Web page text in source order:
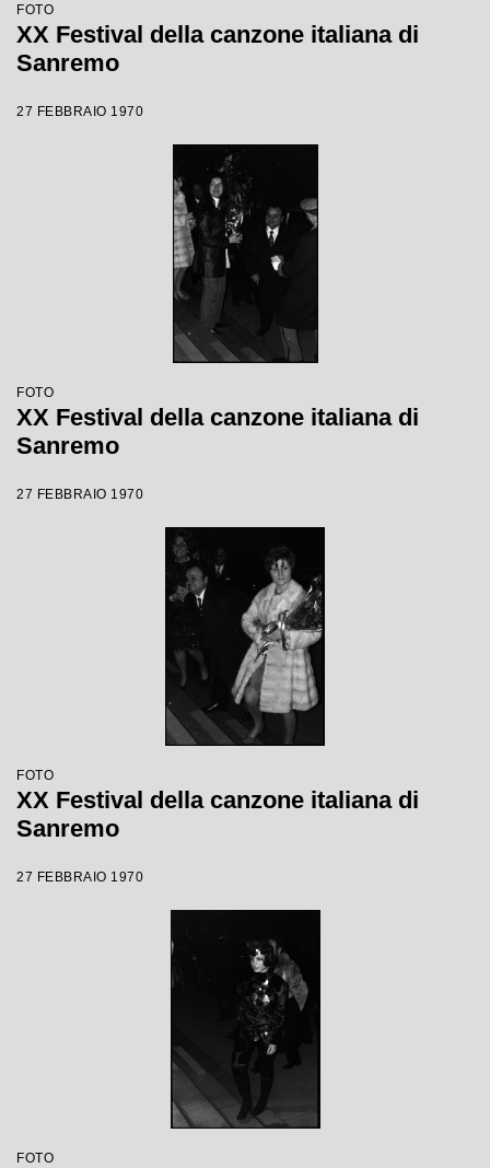
FOTO
XX Festival della canzone italiana di
Sanremo
27 FEBBRAIO 1970
FOTO
XX Festival della canzone italiana di
Sanremo
27 FEBBRAIO 1970
FOTO
XX Festival della canzone italiana di
Sanremo
27 FEBBRAIO 1970
FOTO